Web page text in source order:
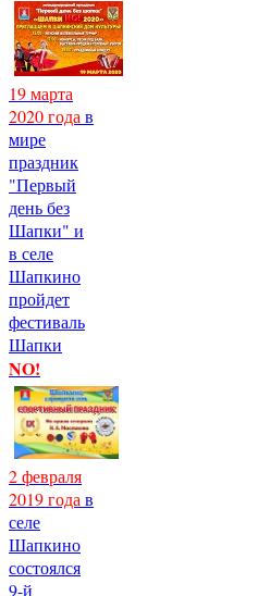
19 марта
2020 года в
мире
праздник
"Первый
день без
Шапки" и
в селе
Шапкино
пройдет
фестиваль
Шапки
NO!
2 февраля
2019 года в
селе
Шапкино
состоялся
9-й